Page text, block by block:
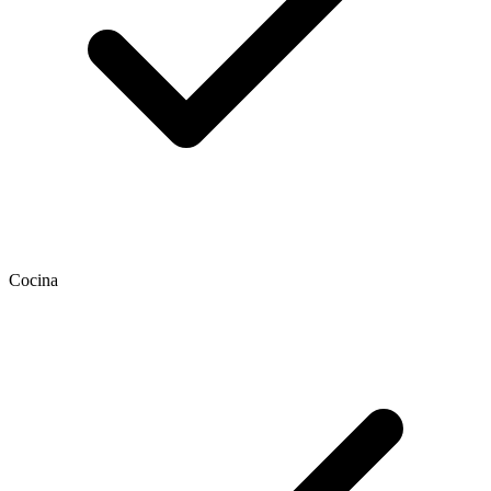
Cocina